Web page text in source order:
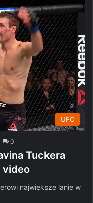
UFC
0
Tuckera
video
największe lanie w